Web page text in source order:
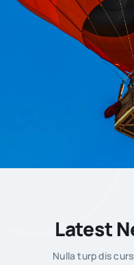
Опубликовано: 23.03.2026
Объявлен конкурс по
для проведения
бухгалтерской
капитального ремонта
Latest
Nulla turp dis